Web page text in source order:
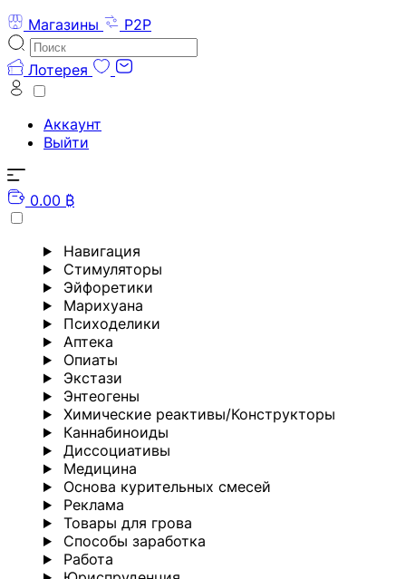
Магазины
P2P
Лотерея
Аккаунт
Выйти
0.00 ₿
Навигация
Стимуляторы
Эйфоретики
Марихуана
Психоделики
Аптека
Опиаты
Экстази
Энтеогены
Химические реактивы/Конструкторы
Каннабиноиды
Диссоциативы
Медицина
Основа курительных смесей
Реклама
Товары для грова
Способы заработка
Работа